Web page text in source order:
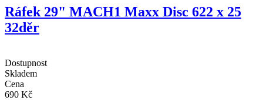
Ráfek 29" MACH1 Maxx Disc 622 x 25
32děr
Dostupnost
Skladem
Cena
690 Kč